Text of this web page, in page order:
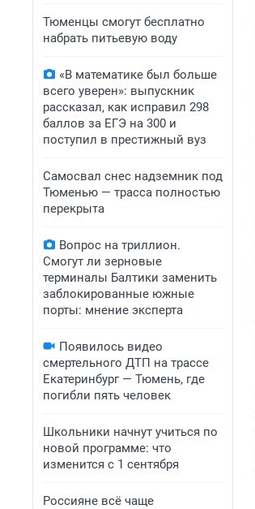
Тюменцы смогут бесплатно
набрать питьевую воду
«В математике был больше
всего уверен»: выпускник
рассказал, как исправил 298
баллов за ЕГЭ на 300 и
поступил в престижный вуз
Самосвал снес надземник под
Тюменью — трасса полностью
перекрыта
Вопрос на триллион.
Смогут ли зерновые
терминалы Балтики заменить
заблокированные южные
порты: мнение эксперта
Появилось видео
смертельного ДТП на трассе
Екатеринбург — Тюмень, где
погибли пять человек
Школьники начнут учиться по
новой программе: что
изменится с 1 сентября
Россияне всё чаще